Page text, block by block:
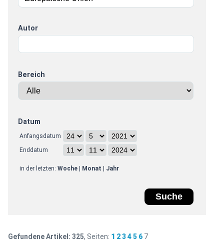
Autor
Bereich
Datum
Anfangsdatum
Enddatum
in der letzten: Woche| Monat Jahr
Gefundene Artikel: 325, Seiten: 1 2 3 4 5 6 7